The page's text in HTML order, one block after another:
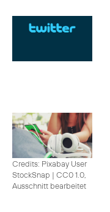
Credits: Pixabay User
StockSnap | CC0 1.0,
Ausschnitt bearbeitet